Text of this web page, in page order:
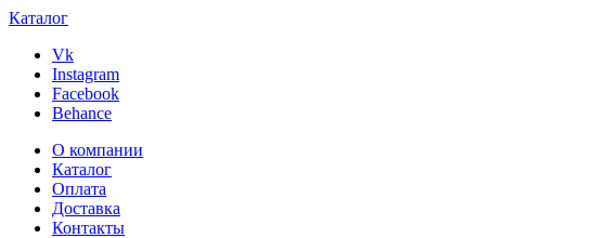
Каталог
Vk
Instagram
Facebook
Behance
О компании
Каталог
Оплата
Доставка
Контакты